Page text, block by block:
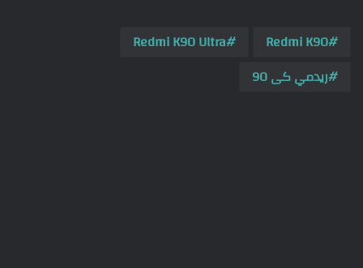
Redmi K90
Redmi K90 Ultra
ريدمي كى 90